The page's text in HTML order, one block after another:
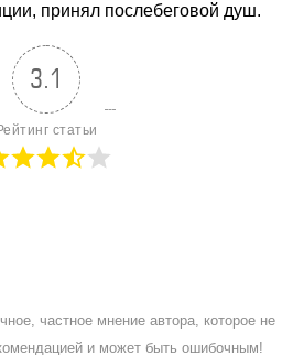
принял послебеговой душ.
3.1
статьи
частное мнение автора, которое не
и может быть ошибочным!